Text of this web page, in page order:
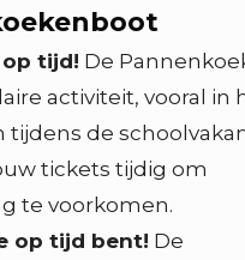
op tijd! De
activiteit, vooral in
tijdens de
tickets tijdig om
te voorkomen.
op tijd bent! De